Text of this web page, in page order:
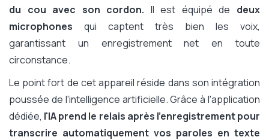
du cou avec son cordon. Il est équipé de deux
microphones qui captent très bien les voix,
garantissant un enregistrement net en toute
circonstance.
Le point fort de cet appareil réside dans son intégration
poussée de l'intelligence artificielle. Grâce à l'application
dédiée, l'IA prend le relais après l'enregistrement pour
transcrire automatiquement vos paroles en texte